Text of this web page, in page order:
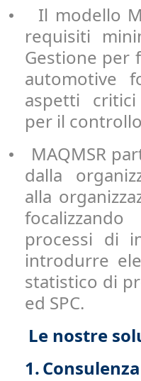
•
Il modello
requisiti
Gestione per
automotive
aspetti
per il
•
MAQMSR
dalla
alla
processi di
introdurre
statistico di
ed SPC.
Le nostre
1.Consulenza